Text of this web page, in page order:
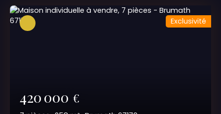
420 000 €
Exclusivité